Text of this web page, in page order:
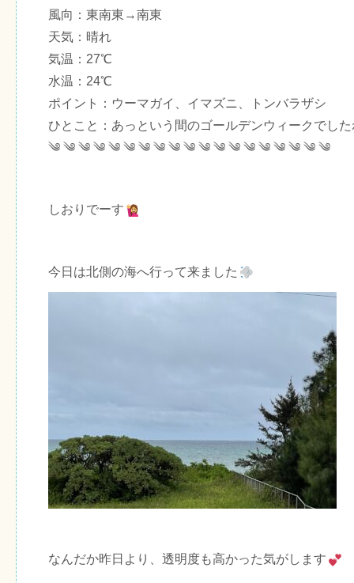
風向：東南東→南東
天気：晴れ
気温：27℃
水温：24℃
ポイント：ウーマガイ、イマズニ、トンバラザシ
ひとこと：あっという間のゴールデンウィークでした
༄ ༄ ༄ ༄ ༄ ༄ ༄ ༄ ༄ ༄ ༄ ༄ ༄ ༄ ༄ ༄ ༄ ༄ ༄
しおりでーす
今日は北側の海へ行って来ました
なんだか昨日より、透明度も高かった気がします